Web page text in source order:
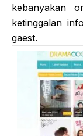
kebanyakan
ketinggalan
gaest.